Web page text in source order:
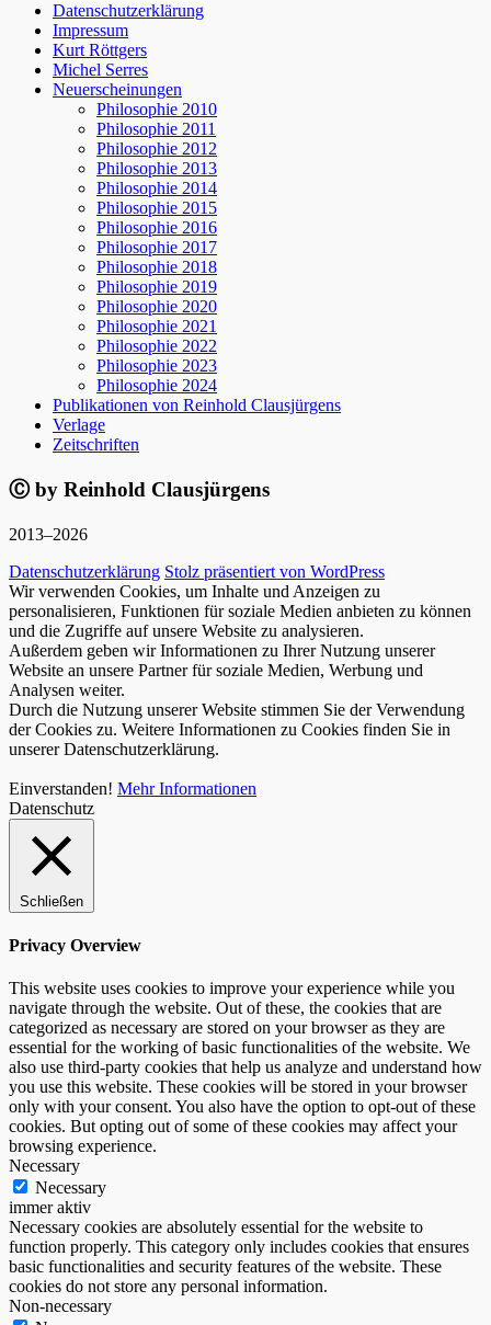
Datenschutzerklärung
Impressum
Kurt Röttgers
Michel Serres
Neuerscheinungen
Philosophie 2010
Philosophie 2011
Philosophie 2012
Philosophie 2013
Philosophie 2014
Philosophie 2015
Philosophie 2016
Philosophie 2017
Philosophie 2018
Philosophie 2019
Philosophie 2020
Philosophie 2021
Philosophie 2022
Philosophie 2023
Philosophie 2024
Publikationen von Reinhold Clausjürgens
Verlage
Zeitschriften
Ⓒ by Reinhold Clausjürgens
2013–2026
Datenschutzerklärung Stolz präsentiert von WordPress
Wir verwenden Cookies, um Inhalte und Anzeigen zu
personalisieren, Funktionen für soziale Medien anbieten zu können
und die Zugriffe auf unsere Website zu analysieren.
Außerdem geben wir Informationen zu Ihrer Nutzung unserer
Website an unsere Partner für soziale Medien, Werbung und
Analysen weiter.
Durch die Nutzung unserer Website stimmen Sie der Verwendung
der Cookies zu. Weitere Informationen zu Cookies finden Sie in
unserer Datenschutzerklärung.
Einverstanden! Mehr Informationen
Datenschutz
Schließen
Privacy Overview
This website uses cookies to improve your experience while you
navigate through the website. Out of these, the cookies that are
categorized as necessary are stored on your browser as they are
essential for the working of basic functionalities of the website. We
also use third-party cookies that help us analyze and understand how
you use this website. These cookies will be stored in your browser
only with your consent. You also have the option to opt-out of these
cookies. But opting out of some of these cookies may affect your
browsing experience.
Necessary
Necessary
immer aktiv
Necessary cookies are absolutely essential for the website to
function properly. This category only includes cookies that ensures
basic functionalities and security features of the website. These
cookies do not store any personal information.
Non-necessary